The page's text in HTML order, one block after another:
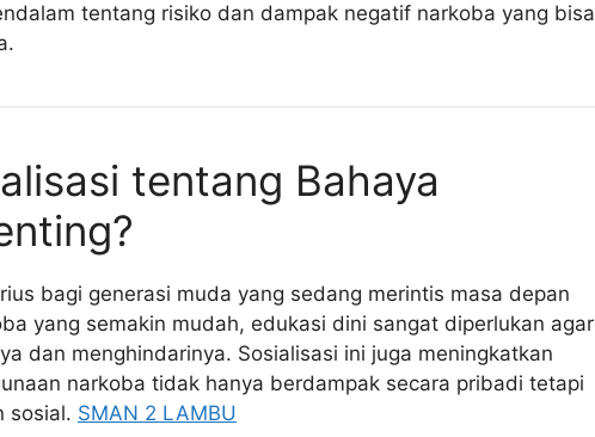
tentang risiko dan dampak negatif narkoba yang bisa
tentang Bahaya
bagi generasi muda yang sedang merintis masa depan
yang semakin mudah, edukasi dini sangat diperlukan agar
dan menghindarinya. Sosialisasi ini juga meningkatkan
narkoba tidak hanya berdampak secara pribadi tetapi
sosial. SMAN 2 LAMBU